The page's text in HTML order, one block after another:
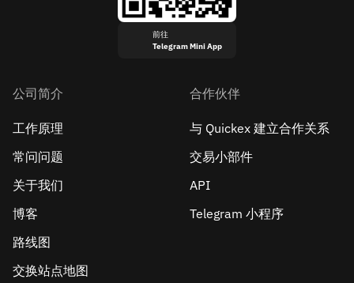
前往
Telegram Mini App
公司简介
工作原理
常问问题
关于我们
博客
路线图
交换站点地图
合作伙伴
与 Quickex 建立合作关系
交易小部件
API
Telegram 小程序